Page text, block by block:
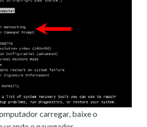
carregar, baixe o